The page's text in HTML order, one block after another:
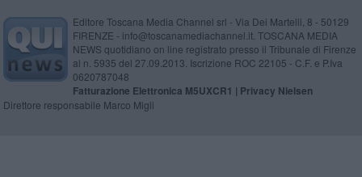
Editore Toscana Media Channel srl - Via Dei Martelli, 8 - 50129
FIRENZE - info@toscanamediachannel.it. TOSCANA MEDIA
NEWS quotidiano on line registrato presso il Tribunale di Firenze
al n. 5935 del 27.09.2013. Iscrizione ROC 22105 - C.F. e P.Iva
0620787048
Fatturazione Elettronica M5UXCR1 | Privacy Nielsen
Direttore responsabile Marco Migli